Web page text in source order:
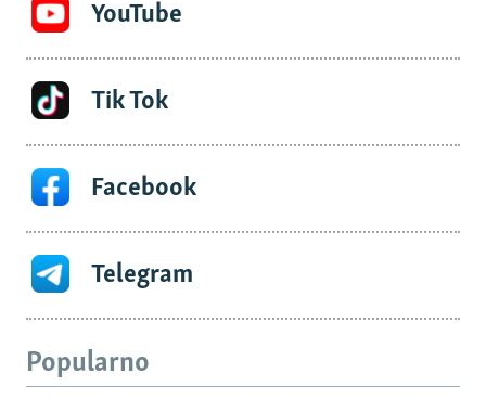
YouTube
Tik Tok
Facebook
Telegram
Popularno